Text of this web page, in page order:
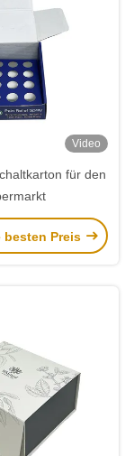
Video
für den
besten Preis